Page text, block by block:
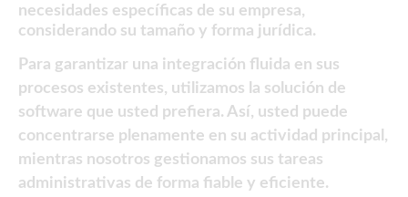
necesidades específicas de su empresa,
considerando su tamaño y forma jurídica.
Para garantizar una integración fluida en sus
procesos existentes, utilizamos la solución de
software que usted prefiera. Así, usted puede
concentrarse plenamente en su actividad principal,
mientras nosotros gestionamos sus tareas
administrativas de forma fiable y eficiente.